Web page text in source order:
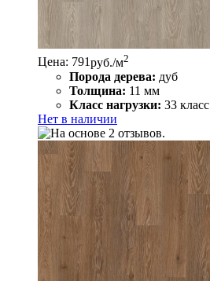
Цена: 791руб./м2
Порода дерева: дуб
Толщина: 11 мм
Класс нагрузки: 33 класс
Нет в наличии